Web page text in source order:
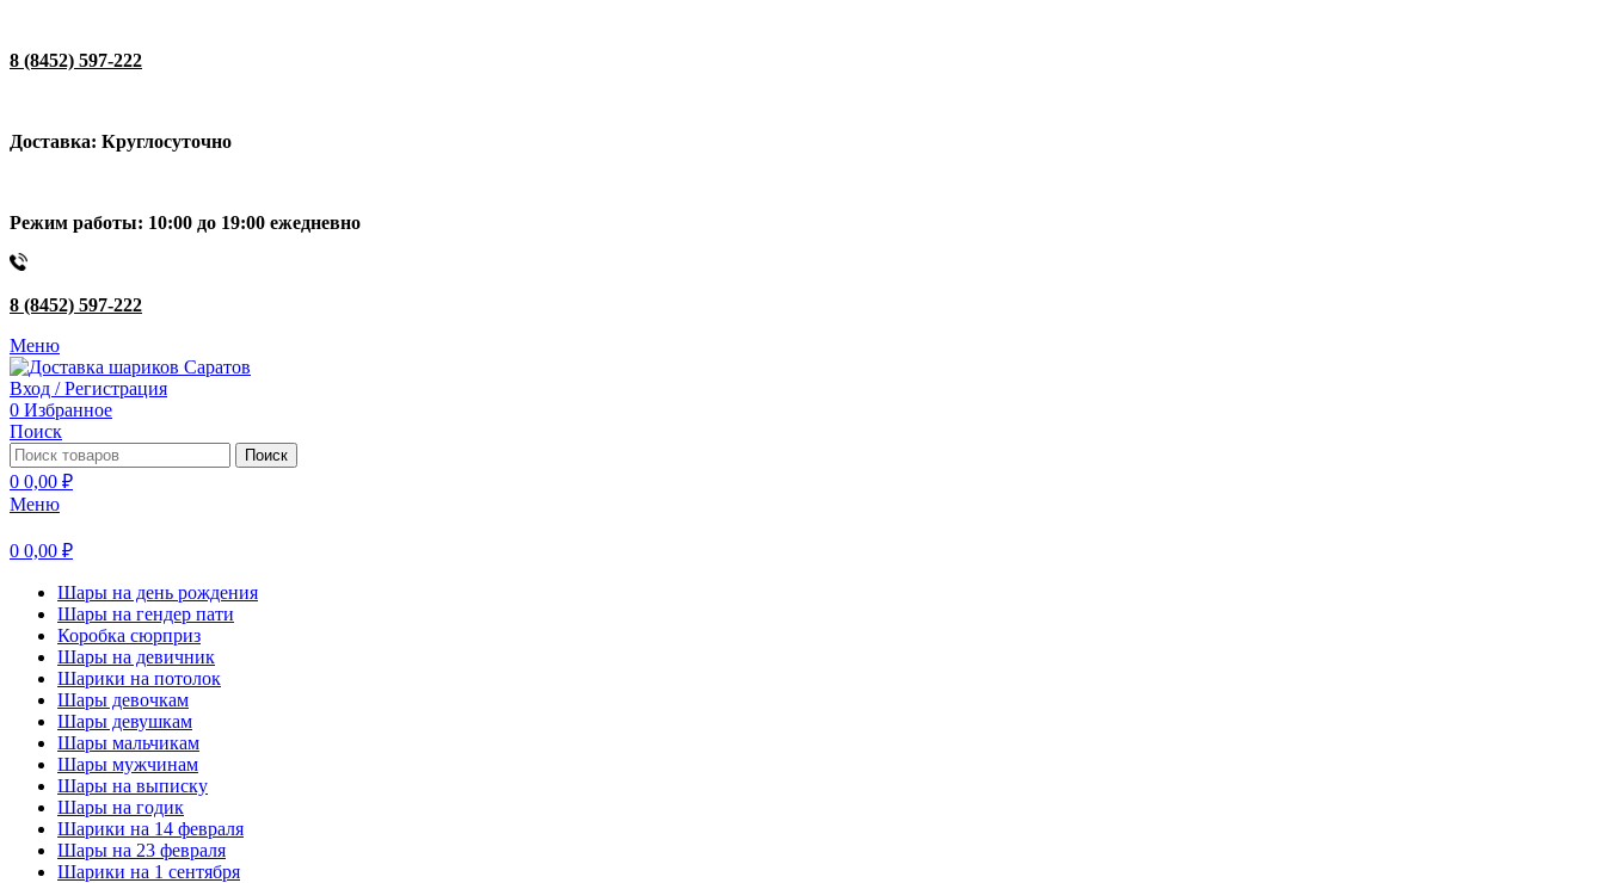
8 (8452) 597-222
Доставка: Круглосуточно
Режим работы: 10:00 до 19:00 ежедневно
8 (8452) 597-222
Меню
Вход / Регистрация
0 Избранное
Поиск
Поиск
0 0,00 ₽
Меню
0 0,00 ₽
Шары на день рождения
Шары на гендер пати
Коробка сюрприз
Шары на девичник
Шарики на потолок
Шары девочкам
Шары девушкам
Шары мальчикам
Шары мужчинам
Шары на выписку
Шары на годик
Шарики на 14 февраля
Шары на 23 февраля
Шарики на 1 сентября